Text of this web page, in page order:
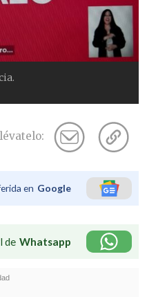
en Google
de Whatsapp